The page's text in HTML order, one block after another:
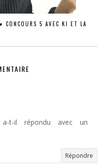
CONCOURS 5 AVEC KI ET LA
a-t-il répondu avec un
Répondre